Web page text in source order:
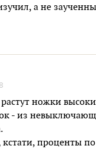
а не
ножки
- из
проценты по